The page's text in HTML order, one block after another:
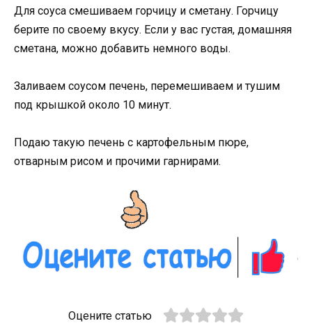
Для соуса смешиваем горчицу и сметану. Горчицу
берите по своему вкусу. Если у вас густая, домашняя
сметана, можно добавить немного воды.
Заливаем соусом печень, перемешиваем и тушим
под крышкой около 10 минут.
Подаю такую печень с картофельным пюре,
отварным рисом и прочими гарнирами.
Оцените статью